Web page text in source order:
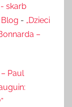
skarb
- „Dzieci
–
– Paul